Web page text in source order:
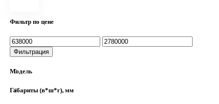
Фильтр по цене
Фильтрация
Модель
Габариты (в*ш*г), мм